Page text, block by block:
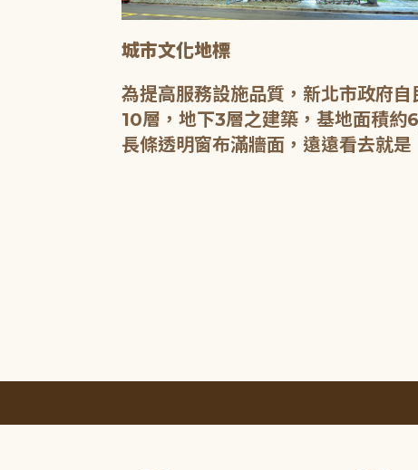
城市文化地標
為提高服務設施品質，新北市政府
10層，地下3層之建築，基地面積約
長條透明窗布滿牆面，遠遠看去就